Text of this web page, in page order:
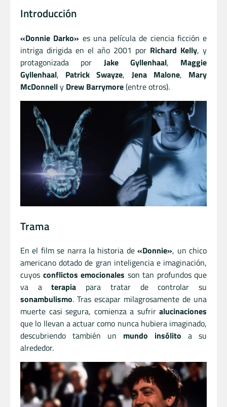
Introducción
«Donnie Darko» es una película de ciencia ficción e
intriga dirigida en el año 2001 por Richard Kelly, y
protagonizada por Jake Gyllenhaal, Maggie
Gyllenhaal, Patrick Swayze, Jena Malone, Mary
McDonnelly Drew Barrymore(entre otros).
Trama
En el film se narra la historia de«Donnie», un chico
americano dotado de gran inteligencia e imaginación,
cuyos conflictos emocionales son tan profundos que
va aterapia para tratar de controlar su
sonambulismo. Tras escapar milagrosamente de una
muerte casi segura, comienza a sufrir alucinaciones
que lo llevan a actuar como nunca hubiera imaginado,
descubriendo también un mundo insólito a su
alrededor.